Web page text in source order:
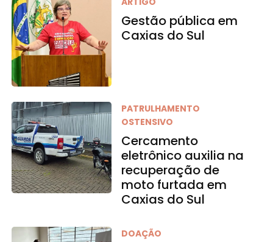
Gestão pública em
Caxias do Sul
PATRULHAMENTO
OSTENSIVO
Cercamento
eletrônico auxilia na
recuperação de
moto furtada em
Caxias do Sul
DOAÇÃO